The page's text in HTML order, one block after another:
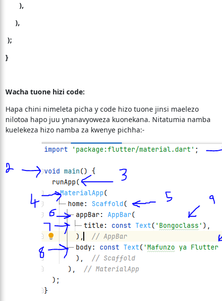
),
),
);
}
Wacha tuone hizi code:
Hapa chini nimeleta picha y code hizo tuone jinsi maelezo
nilotoa hapo juu ynanavyoweza kuonekana. Nitatumia namba
kuelekeza hizo namba za kwenye pichha:-